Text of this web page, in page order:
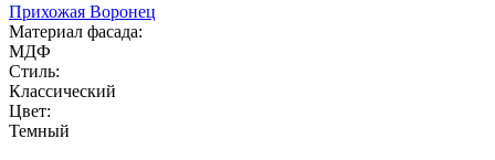
Прихожая Воронец
Материал фасада:
МДФ
Стиль:
Классический
Цвет:
Темный